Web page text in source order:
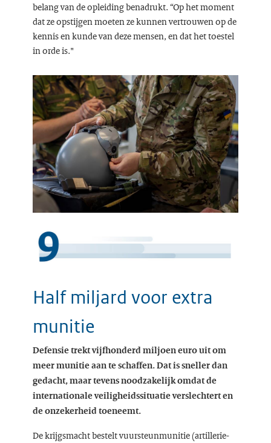
belang van de opleiding benadrukt. “Op het moment
dat ze opstijgen moeten ze kunnen vertrouwen op de
kennis en kunde van deze mensen, en dat het toestel
in orde is."
Half miljard voor extra
munitie
Defensie trekt vijfhonderd miljoen euro uit om
meer munitie aan te schaffen. Dat is sneller dan
gedacht, maar tevens noodzakelijk omdat de
internationale veiligheidssituatie verslechtert en
de onzekerheid toeneemt.
De krijgsmacht bestelt vuursteunmunitie (artillerie-